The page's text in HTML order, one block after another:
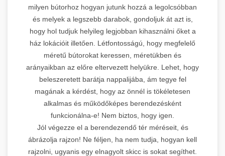
milyen bútorhoz hogyan jutunk hozzá a legolcsóbban
és melyek a legszebb darabok, gondoljuk át azt is,
hogy hol tudjuk helyileg legjobban kihasználni őket a
ház lokációit illetően. Létfontosságú, hogy megfelelő
méretű bútorokat keressen, méretükben és
arányaikban az előre eltervezett helyükre. Lehet, hogy
beleszeretett barátja nappalijába, ám tegye fel
magának a kérdést, hogy az önnél is tökéletesen
alkalmas és működőképes berendezésként
funkcionálna-e! Nem biztos, hogy igen.
Jól végezze el a berendezendő tér méréseit, és
ábrázolja rajzon! Ne féljen, ha nem tudja, hogyan kell
rajzolni, ugyanis egy elnagyolt skicc is sokat segíthet.